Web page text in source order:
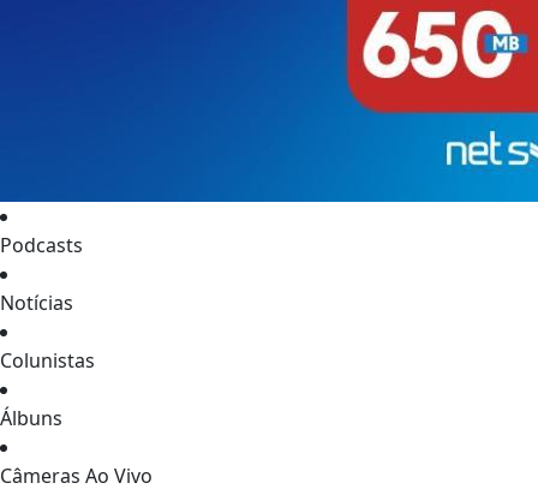
Podcasts
Notícias
Colunistas
Álbuns
Câmeras Ao Vivo